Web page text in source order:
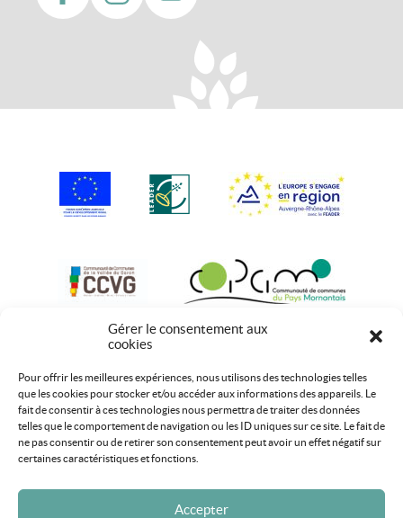
Gérer le consentement aux
cookies
Pour offrir les meilleures expériences, nous utilisons des technologies telles
que les cookies pour stocker et/ou accéder aux informations des appareils. Le
fait de consentir à ces technologies nous permettra de traiter des données
telles que le comportement de navigation ou les ID uniques sur ce site. Le fait de
ne pas consentir ou de retirer son consentement peut avoir un effet négatif sur
certaines caractéristiques et fonctions.
Accepter